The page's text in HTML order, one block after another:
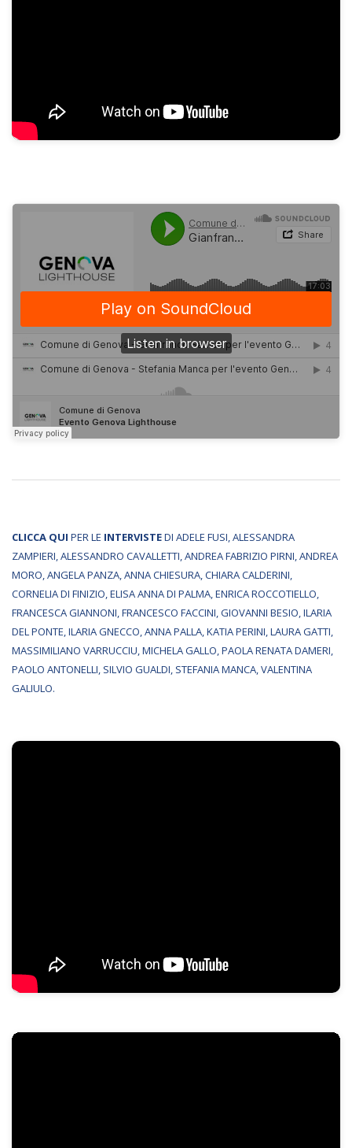
CLICCA QUI PER LE INTERVISTEDI ADELE FUSI, ALESSANDRA
ZAMPIERI, ALESSANDRO CAVALLETTI, ANDREA FABRIZIO PIRNI, ANDREA
MORO, ANGELA PANZA, ANNA CHIESURA, CHIARA CALDERINI,
CORNELIA DI FINIZIO, ELISA ANNA DI PALMA, ENRICA ROCCOTIELLO,
FRANCESCA GIANNONI, FRANCESCO FACCINI, GIOVANNI BESIO, ILARIA
DEL PONTE, ILARIA GNECCO, ANNA PALLA, KATIA PERINI, LAURA GATTI,
MASSIMILIANO VARRUCCIU, MICHELA GALLO, PAOLA RENATA DAMERI,
PAOLO ANTONELLI, SILVIO GUALDI, STEFANIA MANCA, VALENTINA
GALIULO.